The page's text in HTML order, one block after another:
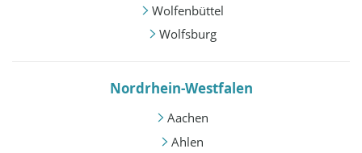
Wolfenbüttel
Wolfsburg
Nordrhein-Westfalen
Aachen
Ahlen